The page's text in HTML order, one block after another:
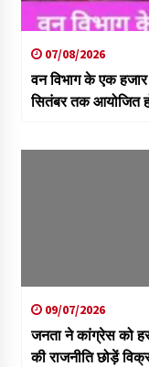
07/08/2026
वन विभाग के एक
सितंबर तक आयोजित
09/07/2026
जनता ने कांग्रेस को
की राजनीति छोड़ें